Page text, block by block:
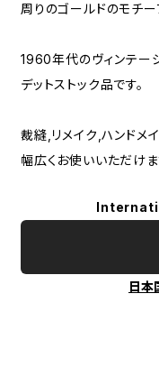
周りのゴールドのモチ
1960年代のヴィンテー
デットストック品です。
裁縫,リメイク,ハンドメ
幅広くお使いいただけま
日本